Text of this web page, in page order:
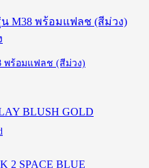
พร้อมแฟลช (สีม่วง)